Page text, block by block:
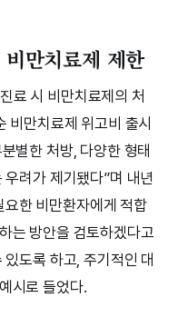
만치료제 제한
료 시 비만치료제의 처
비만치료제 위고비 출시
별한 처방, 다양한 형태
려가 제기됐다”며 내년
한 비만환자에게 적합
는 방안을 검토하겠다고
도록 하고, 주기적인 대
시로 들었다.